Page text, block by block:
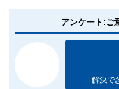
アンケート:ご
解決で